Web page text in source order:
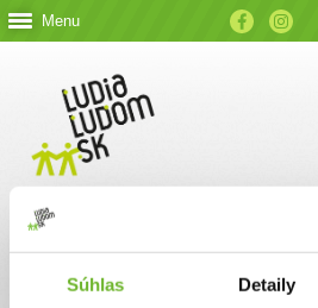
Súhlas Detaily
Menu